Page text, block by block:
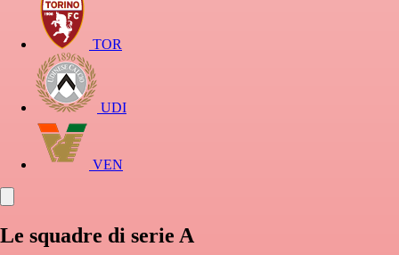
TOR
UDI
VEN
Le squadre di serie A